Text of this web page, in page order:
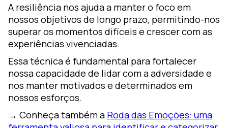
A resiliência nos ajuda a manter o foco em
nossos objetivos de longo prazo, permitindo-nos
superar os momentos difíceis e crescer com as
experiências vivenciadas.
Essa técnica é fundamental para fortalecer
nossa capacidade de lidar com a adversidade e
nos manter motivados e determinados em
nossos esforços.
→ Conheça também a Roda das Emoções: uma